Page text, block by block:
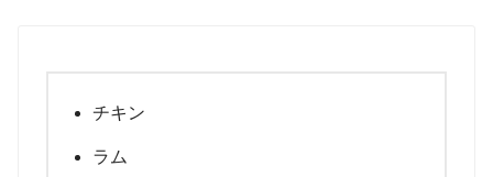
チキン
ラム